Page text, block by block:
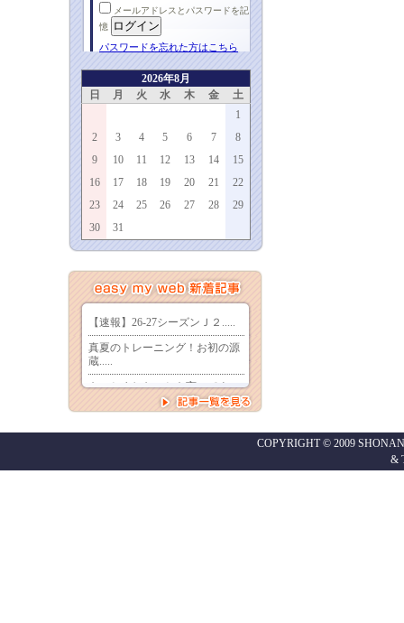
メールアドレスとパスワードを記
憶
パスワードを忘れた方はこちら
2026年8月
日
月 火 水 木 金
土
1
2
3 4 5 6 7
8
9
10 11 12 13 14
15
16
17 18 19 20 21
22
23
24 25 26 27 28
29
30
31
COPYRIGHT © 2009
&